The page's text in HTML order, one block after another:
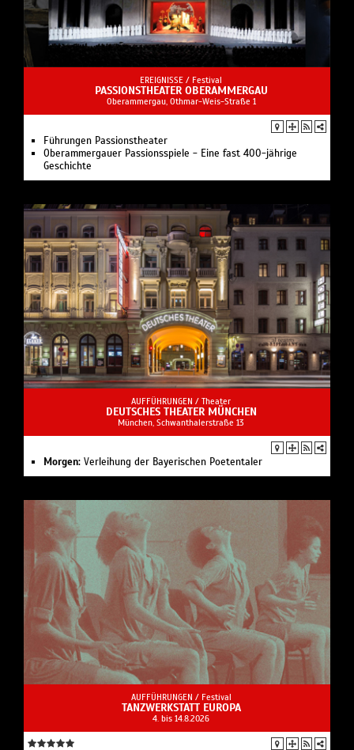
EREIGNISSE / Festival
PASSIONSTHEATER OBERAMMERGAU
Oberammergau, Othmar-Weis-Straße 1
Führungen Passionstheater
Oberammergauer Passionsspiele - Eine fast 400-jährige
Geschichte
AUFFÜHRUNGEN / Theater
DEUTSCHES THEATER MÜNCHEN
München, Schwanthalerstraße 13
Morgen: Verleihung der Bayerischen Poetentaler
AUFFÜHRUNGEN / Festival
TANZWERKSTATT EUROPA
4. bis 14.8.2026